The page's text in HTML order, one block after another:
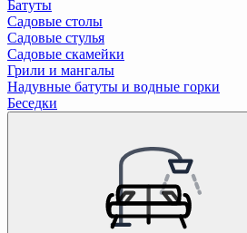
Батуты
Садовые столы
Садовые стулья
Садовые скамейки
Грили и мангалы
Надувные батуты и водные горки
Беседки